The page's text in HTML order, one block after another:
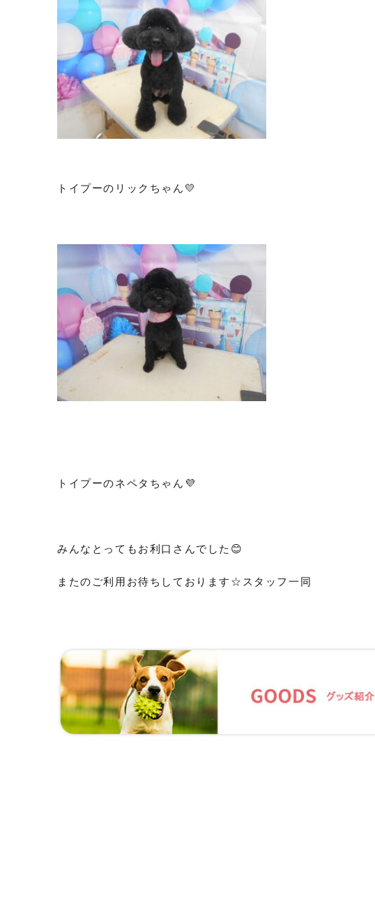
トイプーのリックちゃん💛
トイプーのネペタちゃん💜
みんなとってもお利口さんでした😊
またのご利用お待ちしております☆スタッフ一同